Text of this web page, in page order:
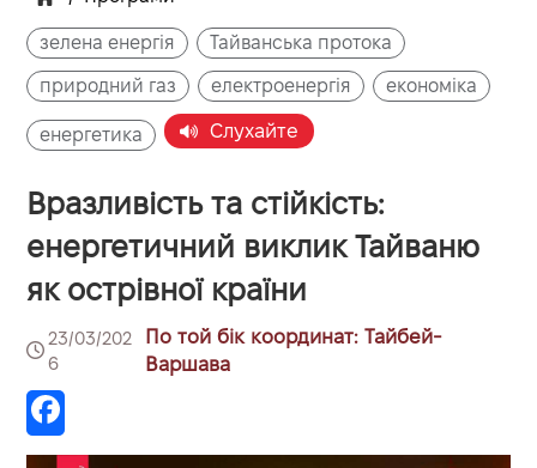
зелена енергія Тайванська протока
природний газ електроенергія економіка
енергетика Слухайте
Вразливість та стійкість:
енергетичний виклик Тайваню
як острівної країни
23/03/202
6
По той бік координат: Тайбей-
Варшава